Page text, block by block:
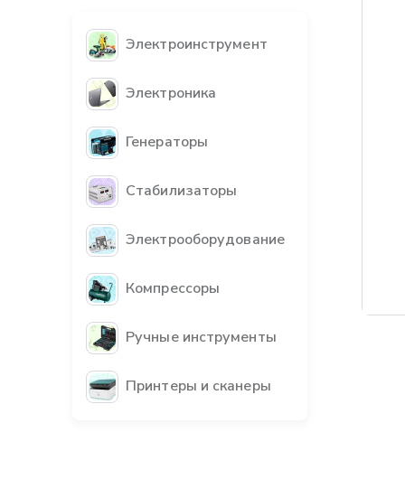
Электроинструмент
Электроника
Генераторы
Стабилизаторы
Электрооборудование
Компрессоры
Ручные инструменты
Принтеры и сканеры